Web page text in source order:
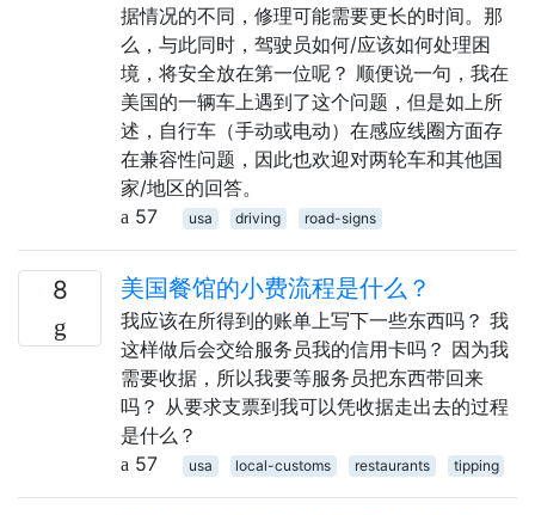
据情况的不同，修理可能需要更长的时间。那
么，与此同时，驾驶员如何/应该如何处理困
境，将安全放在第一位呢？ 顺便说一句，我在
美国的一辆车上遇到了这个问题，但是如上所
述，自行车（手动或电动）在感应线圈方面存
在兼容性问题，因此也欢迎对两轮车和其他国
家/地区的回答。
57
usa driving road-signs
8 美国餐馆的小费流程是什么？
我应该在所得到的账单上写下一些东西吗？ 我
这样做后会交给服务员我的信用卡吗？ 因为我
需要收据，所以我要等服务员把东西带回来
吗？ 从要求支票到我可以凭收据走出去的过程
是什么？
57
usa local-customs restaurants tipping